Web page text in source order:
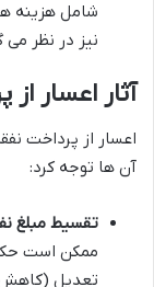
شامل هزینه
نیز در نظر می
آثار اعسار
اعسار از پرداخت
آن ها توجه کرد:
تقسیط مبلغ
ممکن است
تعدیل (کاهش)